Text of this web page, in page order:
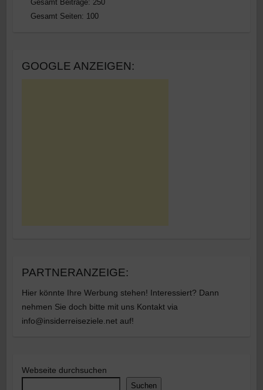
Gesamt Beiträge: 250
Gesamt Seiten: 100
GOOGLE ANZEIGEN:
PARTNERANZEIGE:
Hier könnte Ihre Werbung stehen! Interessiert? Dann
nehmen Sie doch bitte mit uns Kontakt via
info@insiderreiseziele.net auf!
Webseite durchsuchen
Suchen